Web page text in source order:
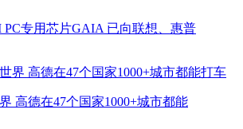
PC专用芯片GAIA 已向联想、惠普
高德在47个国家1000+城市都能